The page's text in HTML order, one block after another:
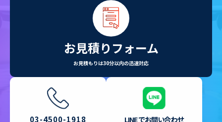
お見積りフォーム
お見積もりは30分以内の迅速対応
03-4500-1918 LINEでお問い合わせ